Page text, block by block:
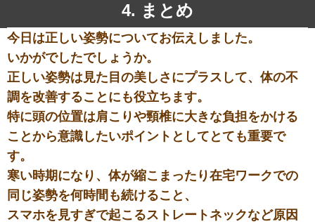
4. まとめ
今日は正しい姿勢についてお伝えしました。
いかがでしたでしょうか。
正しい姿勢は見た目の美しさにプラスして、体の不
調を改善することにも役立ちます。
特に頭の位置は肩こりや頸椎に大きな負担をかける
ことから意識したいポイントとしてとても重要で
す。
寒い時期になり、体が縮こまったり在宅ワークでの
同じ姿勢を何時間も続けること、
スマホを見すぎで起こるストレートネックなど原因